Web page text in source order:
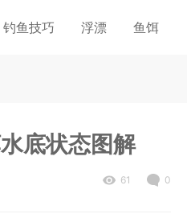
钓鱼技巧 浮漂 鱼饵
底状态图解
61 0